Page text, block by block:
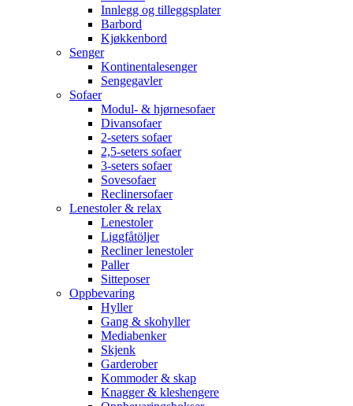
Innlegg og tilleggsplater
Barbord
Kjøkkenbord
Senger
Kontinentalesenger
Sengegavler
Sofaer
Modul- & hjørnesofaer
Divansofaer
2-seters sofaer
2,5-seters sofaer
3-seters sofaer
Sovesofaer
Reclinersofaer
Lenestoler & relax
Lenestoler
Liggfåtöljer
Recliner lenestoler
Paller
Sitteposer
Oppbevaring
Hyller
Gang & skohyller
Mediabenker
Skjenk
Garderober
Kommoder & skap
Knagger & kleshengere